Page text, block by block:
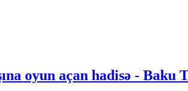
oyun açan hadisə - Baku